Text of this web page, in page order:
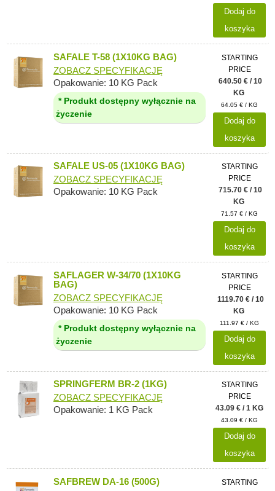
Dodaj do
koszyka
SAFALE T-58 (1X10KG BAG)
ZOBACZ SPECYFIKACJĘ
Opakowanie: 10 KG Pack
* Produkt dostępny wyłącznie na
życzenie
STARTING
PRICE
640.50 € / 10
KG
64.05 € / KG
Dodaj do
koszyka
SAFALE US-05 (1X10KG BAG)
ZOBACZ SPECYFIKACJĘ
Opakowanie: 10 KG Pack
STARTING
PRICE
715.70 € / 10
KG
71.57 € / KG
Dodaj do
koszyka
SAFLAGER W-34/70 (1X10KG
BAG)
ZOBACZ SPECYFIKACJĘ
Opakowanie: 10 KG Pack
* Produkt dostępny wyłącznie na
życzenie
STARTING
PRICE
1119.70 € / 10
KG
111.97 € / KG
Dodaj do
koszyka
SPRINGFERM BR-2 (1KG)
ZOBACZ SPECYFIKACJĘ
Opakowanie: 1 KG Pack
STARTING
PRICE
43.09 € / 1 KG
43.09 € / KG
Dodaj do
koszyka
SAFBREW DA-16 (500G)
STARTING